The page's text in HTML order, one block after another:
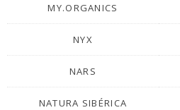
MY.ORGANICS
NYX
NARS
NATURA SIBÉRICA